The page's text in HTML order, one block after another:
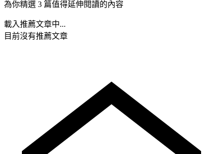
為你精選 3 篇值得延伸閱讀的內容
載入推薦文章中...
目前沒有推薦文章